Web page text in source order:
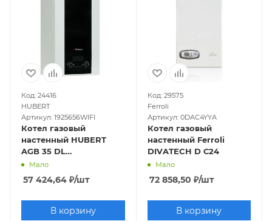
Код: 24416
HUBERT
Артикул: 1925656WIFI
Котел газовый
настенный HUBERT
AGB 35 DL
(двухконтурный, 35
кВт, закрытая камера,
Wi-Fi)
Мало
57 424,64 ₽/шт
В корзину
Код: 29575
Ferroli
Артикул: 0DAC4YYA
Котел газовый
настенный Ferroli
DIVATECH D С24
Мало
72 858,50 ₽/шт
В корзину